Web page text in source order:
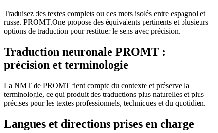
Traduisez des textes complets ou des mots isolés entre espagnol et
russe. PROMT.One propose des équivalents pertinents et plusieurs
options de traduction pour restituer le sens avec précision.
Traduction neuronale PROMT :
précision et terminologie
La NMT de PROMT tient compte du contexte et préserve la
terminologie, ce qui produit des traductions plus naturelles et plus
précises pour les textes professionnels, techniques et du quotidien.
Langues et directions prises en charge